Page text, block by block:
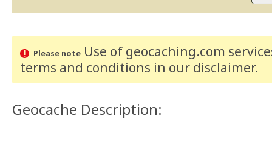
Please noteUse of geocaching.com
terms and conditions in our disclaimer.
Geocache Description: